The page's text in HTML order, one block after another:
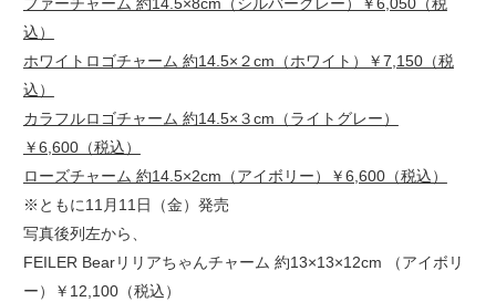
込）
ホワイトロゴチャーム 約14.5×２cm（ホワイト）￥7,150（税
込）
カラフルロゴチャーム 約14.5×３cm（ライトグレー）
￥6,600（税込）
ローズチャーム 約14.5×2cm（アイボリー）￥6,600（税込）
※ともに11月11日（金）発売
写真後列左から、
FEILER Bearリリアちゃんチャーム 約13×13×12cm （アイボリ
ー）￥12,100（税込）